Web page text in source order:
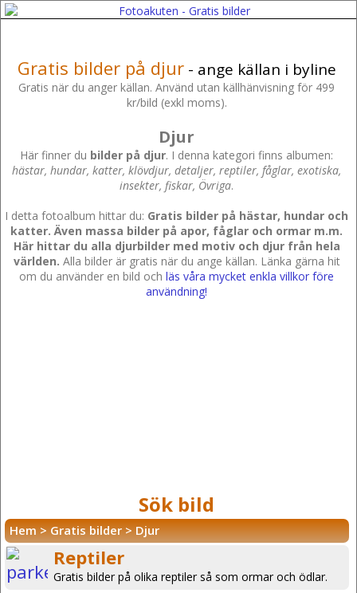
Gratis bilder på djur- ange källan i byline
Gratis när du anger källan. Använd utan källhänvisning för 499
kr/bild (exkl moms).
Djur
Här finner du bilder på djur. I denna kategori finns albumen:
hästar, hundar, katter, klövdjur, detaljer, reptiler, fåglar, exotiska,
insekter, fiskar, Övriga.
I detta fotoalbum hittar du: Gratis bilder på hästar, hundar och
katter. Även massa bilder på apor, fåglar och ormar m.m.
Här hittar du alla djurbilder med motiv och djur från hela
världen. Alla bilder är gratis när du ange källan. Länka gärna hit
om du använder en bild ochläs våra mycket enkla villkor före
användning!
Sök bild
Hem>Gratis bilder>Djur
Reptiler
Gratis bilder på olika reptiler så som ormar och ödlar.